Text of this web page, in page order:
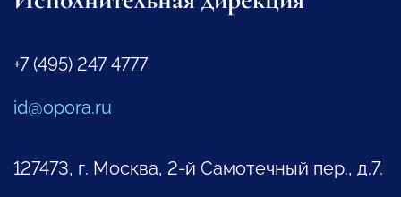
+7 (495) 247 4777
id@opora.ru
127473, г. Москва, 2-й Самотечный пер., д.7.